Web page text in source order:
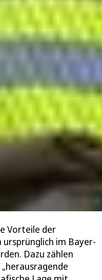
Vorteile der
im Bayer-
Dazu zählen